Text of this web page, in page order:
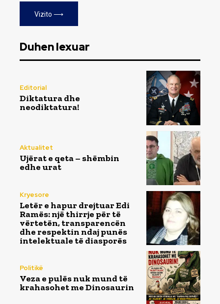
Vizito ⟶
Duhen lexuar
Editorial
Diktatura dhe
neodiktatura!
Aktualitet
Ujërat e qeta – shëmbin
edhe urat
Kryesore
Letër e hapur drejtuar Edi
Ramës: një thirrje për të
vërtetën, transparencën
dhe respektin ndaj punës
intelektuale të diasporës
Politikë
Veza e pulës nuk mund të
krahasohet me Dinosaurin